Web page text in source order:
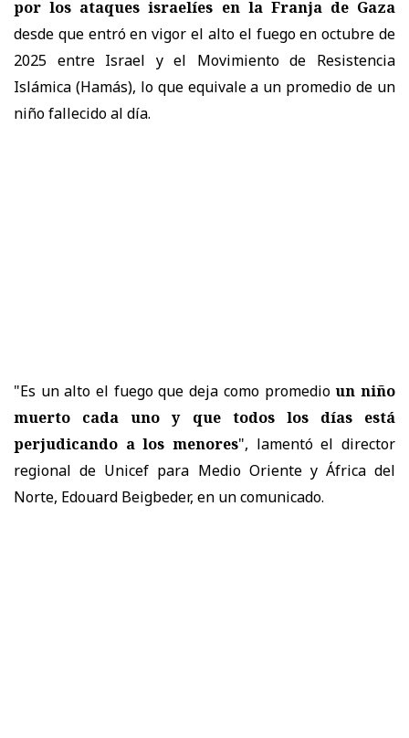
por los ataques israelíes en la Franja de Gaza
desde que entró en vigor el alto el fuego en octubre de
2025 entre Israel y el Movimiento de Resistencia
Islámica (Hamás), lo que equivale a un promedio de un
niño fallecido al día.
"Es un alto el fuego que deja como promedioun niño
muerto cada uno y que todos los días está
perjudicando a los menores", lamentó el director
regional de Unicef para Medio Oriente y África del
Norte, Edouard Beigbeder, en un comunicado.